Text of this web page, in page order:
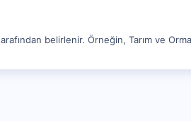
belirlenir. Örneğin, Tarım ve